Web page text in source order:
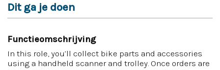
Dit ga je doen
Functieomschrijving
In this role, you’ll collect bike parts and accessories
using a handheld scanner and trolley. Once orders are